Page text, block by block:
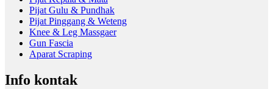
Pijat Gulu & Pundhak
Pijat Pinggang & Weteng
Knee & Leg Massgaer
Gun Fascia
Aparat Scraping
Info kontak